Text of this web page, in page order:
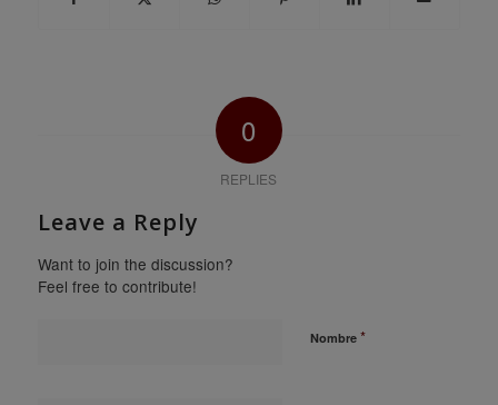
0
REPLIES
Leave a Reply
Want to join the discussion?
Feel free to contribute!
Nombre *